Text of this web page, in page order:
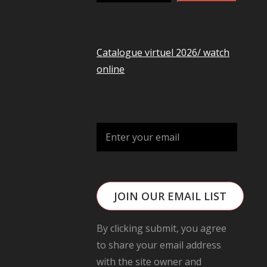
Catalogue virtuel 2026/ watch
online
JOIN OUR EMAIL LIST
By clicking submit, you agree
to share your email address
with the site owner and